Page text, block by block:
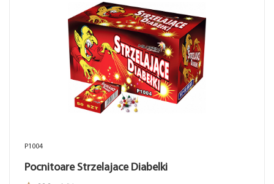
P1004
Pocnitoare Strzelajace Diabelki